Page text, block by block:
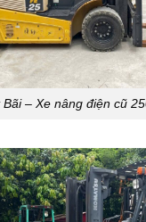
Bãi – Xe nâng điện cũ